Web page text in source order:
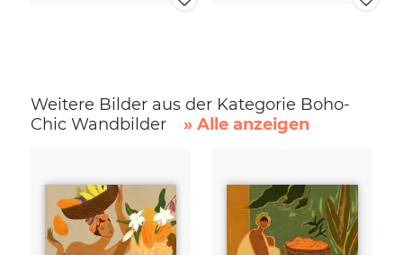
Weitere Bilder aus der Kategorie Boho-
Chic Wandbilder
» Alle anzeigen